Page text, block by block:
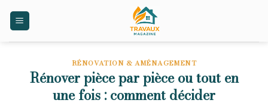
RÉNOVATION & AMÉNAGEMENT
Rénover pièce par pièce ou tout en
une fois : comment décider